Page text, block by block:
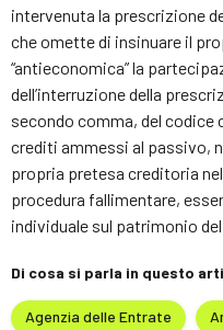
intervenuta la prescrizione
che omette di insinuare il
“antieconomica” la
dell’interruzione della
secondo comma, del
crediti ammessi al passivo,
propria pretesa creditoria
procedura fallimentare,
individuale sul patrimonio
Di cosa si parla in questo
Agenzia delle Entrate